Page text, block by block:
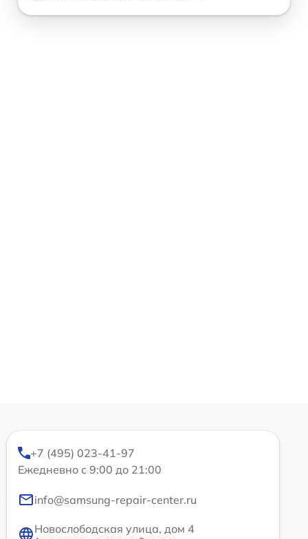
+7 (495) 023-41-97
Ежедневно с 9:00 до 21:00
info@samsung-repair-center.ru
Новослободская улица, дом 4